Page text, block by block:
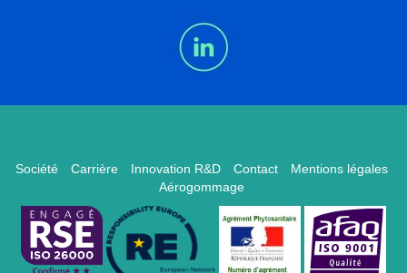
Société Carrière Innovation R&D Contact
Mentions légales
Aérogommage